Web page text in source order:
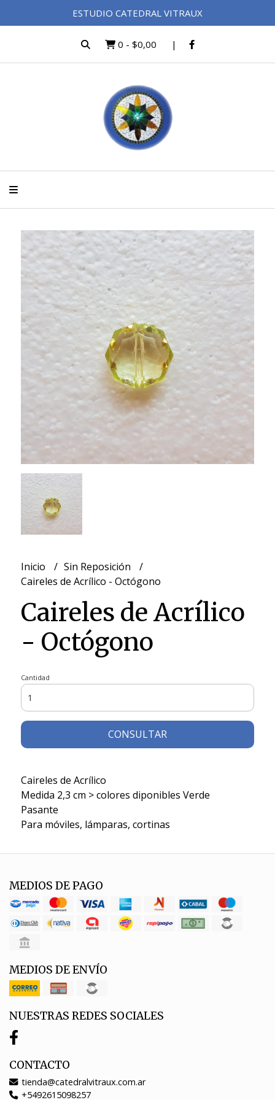
ESTUDIO CATEDRAL VITRAUX
0 - $0,00
Inicio
Sin Reposición
Caireles de Acrílico - Octógono
Caireles de Acrílico
- Octógono
Cantidad
CONSULTAR
Caireles de Acrílico
Medida 2,3 cm > colores diponibles Verde
Pasante
Para móviles, lámparas, cortinas
MEDIOS DE PAGO
MEDIOS DE ENVÍO
NUESTRAS REDES SOCIALES
CONTACTO
tienda@catedralvitraux.com.ar
+5492615098257